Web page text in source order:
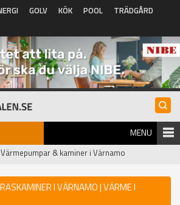
GOLV KÖK POOL
TRÄDGÅRD
MENU
& kaminer i Värnamo
I VÄRNAMO | VÄRME I